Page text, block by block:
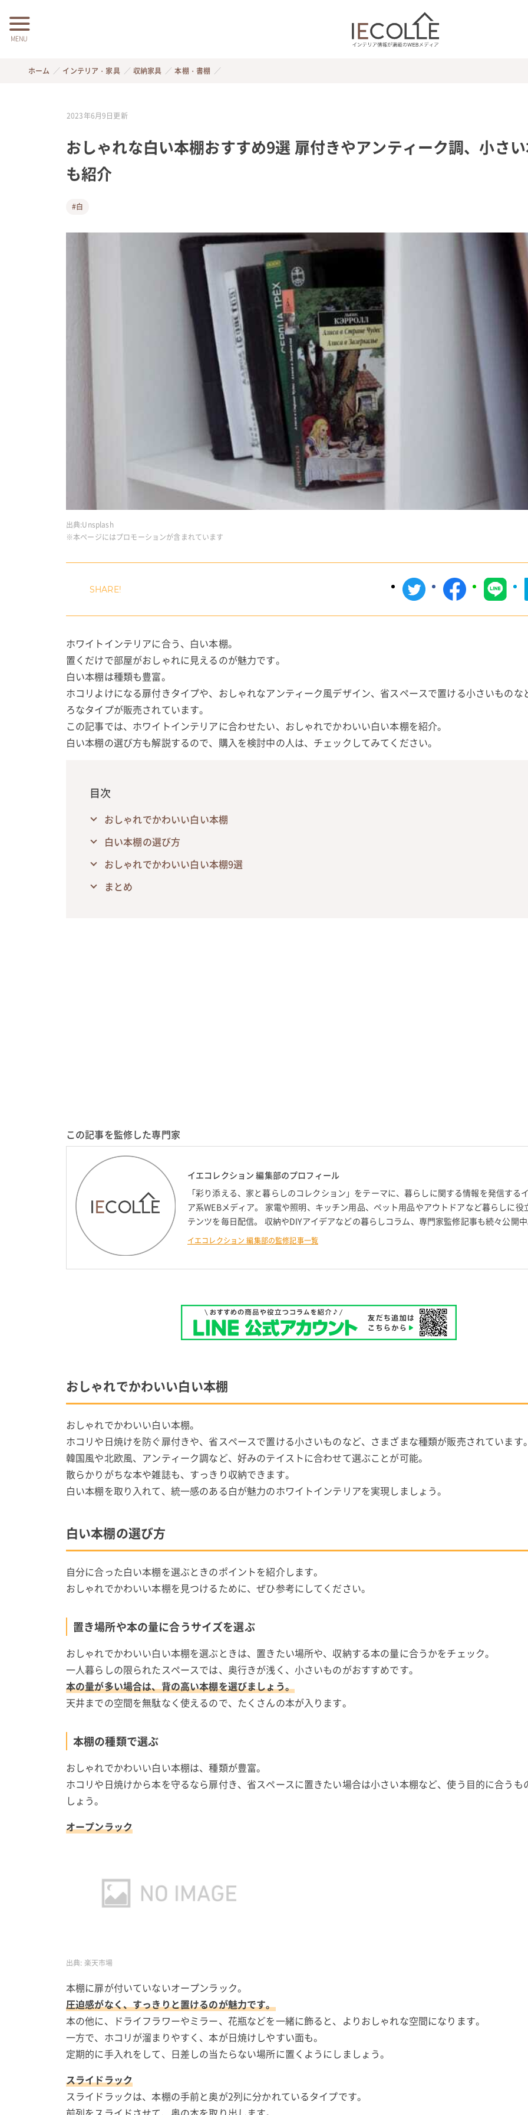
MENU
ホーム インテリア・家具 収納家具 本棚・書棚
2023年6月9日更新
おしゃれな白い本棚おすすめ9選 扉付きやアンティーク調、小さ
も紹介
#白
出典:Unsplash
※本ページにはプロモーションが含まれています
ホワイトインテリアに合う、白い本棚。
置くだけで部屋がおしゃれに見えるのが魅力です。
白い本棚は種類も豊富。
ホコリよけになる扉付きタイプや、おしゃれなアンティーク風デザイン、省スペースで置ける小さいものな
ろなタイプが販売されています。
この記事では、ホワイトインテリアに合わせたい、おしゃれでかわいい白い本棚を紹介。
白い本棚の選び方も解説するので、購入を検討中の人は、チェックしてみてください。
目次
おしゃれでかわいい白い本棚
白い本棚の選び方
おしゃれでかわいい白い本棚9選
まとめ
この記事を監修した専門家
イエコレクション 編集部のプロフィール
「彩り添える、家と暮らしのコレクション」をテーマに、暮らしに関する情報を発信する
ア系WEBメディア。 家電や照明、キッチン用品、ペット用品やアウトドアなど暮らしに役
テンツを毎日配信。 収納やDIYアイデアなどの暮らしコラム、専門家監修記事も続々公開中
イエコレクション 編集部の監修記事一覧
おしゃれでかわいい白い本棚
おしゃれでかわいい白い本棚。
ホコリや日焼けを防ぐ扉付きや、省スペースで置ける小さいものなど、さまざまな種類が販売されています。
韓国風や北欧風、アンティーク調など、好みのテイストに合わせて選ぶことが可能。
散らかりがちな本や雑誌も、すっきり収納できます。
白い本棚を取り入れて、統一感のある白が魅力のホワイトインテリアを実現しましょう。
白い本棚の選び方
自分に合った白い本棚を選ぶときのポイントを紹介します。
おしゃれでかわいい本棚を見つけるために、ぜひ参考にしてください。
置き場所や本の量に合うサイズを選ぶ
おしゃれでかわいい白い本棚を選ぶときは、置きたい場所や、収納する本の量に合うかをチェック。
一人暮らしの限られたスペースでは、奥行きが浅く、小さいものがおすすめです。
本の量が多い場合は、背の高い本棚を選びましょう。
天井までの空間を無駄なく使えるので、たくさんの本が入ります。
本棚の種類で選ぶ
おしゃれでかわいい白い本棚は、種類が豊富。
ホコリや日焼けから本を守るなら扉付き、省スペースに置きたい場合は小さい本棚など、使う目的に合うも
しょう。
オープンラック
出典: 楽天市場
本棚に扉が付いていないオープンラック。
圧迫感がなく、すっきりと置けるのが魅力です。
本の他に、ドライフラワーやミラー、花瓶などを一緒に飾ると、よりおしゃれな空間になります。
一方で、ホコリが溜まりやすく、本が日焼けしやすい面も。
定期的に手入れをして、日差しの当たらない場所に置くようにしましょう。
スライドラック
スライドラックは、本棚の手前と奥が2列に分かれているタイプです。